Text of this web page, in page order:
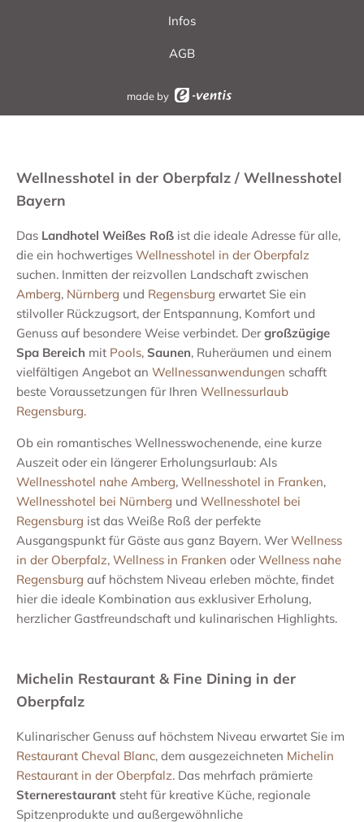
Infos
AGB
made by
Wellnesshotel in der Oberpfalz / Wellnesshotel
Bayern
Das Landhotel Weißes Roß ist die ideale Adresse für alle,
die ein hochwertiges Wellnesshotel in der Oberpfalz
suchen. Inmitten der reizvollen Landschaft zwischen
Amberg, Nürnberg und Regensburg erwartet Sie ein
stilvoller Rückzugsort, der Entspannung, Komfort und
Genuss auf besondere Weise verbindet. Dergroßzügige
Spa Bereich mit Pools, Saunen, Ruheräumen und einem
vielfältigen Angebot an Wellnessanwendungen schafft
beste Voraussetzungen für Ihren Wellnessurlaub
Regensburg.
Ob ein romantisches Wellnesswochenende, eine kurze
Auszeit oder ein längerer Erholungsurlaub: Als
Wellnesshotel nahe Amberg, Wellnesshotel in Franken,
Wellnesshotel bei Nürnberg und Wellnesshotel bei
Regensburg ist das Weiße Roß der perfekte
Ausgangspunkt für Gäste aus ganz Bayern. WerWellness
in der Oberpfalz, Wellness in Franken oderWellness nahe
Regensburg auf höchstem Niveau erleben möchte, findet
hier die ideale Kombination aus exklusiver Erholung,
herzlicher Gastfreundschaft und kulinarischen Highlights.
Michelin Restaurant & Fine Dining in der
Oberpfalz
Kulinarischer Genuss auf höchstem Niveau erwartet Sie im
Restaurant Cheval Blanc, dem ausgezeichneten Michelin
Restaurant in der Oberpfalz. Das mehrfach prämierte
Sternerestaurant steht für kreative Küche, regionale
Spitzenprodukte und außergewöhnliche